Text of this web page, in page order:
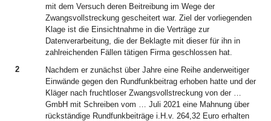
mit dem Versuch deren Beitreibung im Wege der
Zwangsvollstreckung gescheitert war. Ziel der vorliegenden
Klage ist die Einsichtnahme in die Verträge zur
Datenverarbeitung, die der Beklagte mit dieser für ihn in
zahlreichenden Fällen tätigen Firma geschlossen hat.
2
Nachdem er zunächst über Jahre eine Reihe anderweitiger
Einwände gegen den Rundfunkbeitrag erhoben hatte und der
Kläger nach fruchtloser Zwangsvollstreckung von der …
GmbH mit Schreiben vom … Juli 2021 eine Mahnung über
rückständige Rundfunkbeiträge i.H.v. 264,32 Euro erhalten